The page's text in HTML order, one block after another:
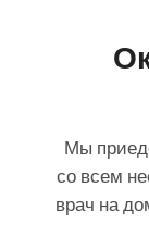
Мы
со всем
врач на